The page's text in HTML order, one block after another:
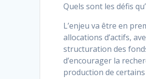
Quels sont les défis
L’enjeu va être en
allocations d’actifs,
structuration des
d’encourager la
production de